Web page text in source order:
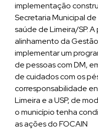
implementação
Secretaria Municipal
saúde de Limeira/SP.
alinhamento da
implementar um
de pessoas com DM,
de cuidados com os
corresponsabilidade
Limeira e a USP, de
o município tenha
as ações do FOCAIN